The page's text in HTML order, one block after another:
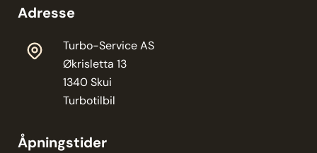
Adresse
Turbo-Service AS
Økrisletta 13
1340 Skui
Turbotilbil
Åpningstider